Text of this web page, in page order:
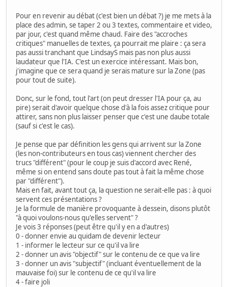
Pour en revenir au débat (c'est bien un débat ?) je me mets à la
place des admin, se taper 2 ou 3 textes, commentaire et video,
par jour, c'est quand même chaud. Faire des "accroches
critiques" manuelles de textes, ça pourrait me plaire : ça sera
pas aussi tranchant que LindsayS mais pas non plus aussi
laudateur que l'IA. C'est un exercice intéressant. Mais bon,
j'imagine que ce sera quand je serais mature sur la Zone (pas
pour tout de suite).
Donc, sur le fond, tout l'art (on peut dresser l'IA pour ça, au
pire) serait d'avoir quelque chose d'à la fois assez critique pour
attirer, sans non plus laisser penser que c'est une daube totale
(sauf si c'est le cas).
Je pense que par définition les gens qui arrivent sur la Zone
(les non-contributeurs en tous cas) viennent chercher des
trucs "différent" (pour le coup je suis d'accord avec René,
même si on entend sans doute pas tout à fait la même chose
par "différent").
Mais en fait, avant tout ça, la question ne serait-elle pas : à quoi
servent ces présentations ?
Je la formule de manière provoquante à dessein, disons plutôt
"à quoi voulons-nous qu'elles servent" ?
Je vois 3 réponses (peut être qu'il y en a d'autres)
0 - donner envie au quidam de devenir lecteur
1 - informer le lecteur sur ce qu'il va lire
2 - donner un avis "objectif" sur le contenu de ce que va lire
3 - donner un avis "subjectif" (incluant éventuellement de la
mauvaise foi) sur le contenu de ce qu'il va lire
4 - faire joli